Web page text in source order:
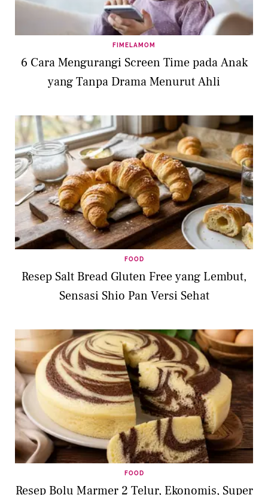
FIMELAMOM
6 Cara Mengurangi Screen Time pada Anak
yang Tanpa Drama Menurut Ahli
FOOD
Resep Salt Bread Gluten Free yang Lembut,
Sensasi Shio Pan Versi Sehat
FOOD
Resep Bolu Marmer 2 Telur, Ekonomis, Super